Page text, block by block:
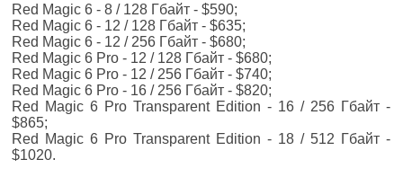
Red Magic 6 - 8 / 128 Гбайт - $590;
Red Magic 6 - 12 / 128 Гбайт - $635;
Red Magic 6 - 12 / 256 Гбайт - $680;
Red Magic 6 Pro - 12 / 128 Гбайт - $680;
Red Magic 6 Pro - 12 / 256 Гбайт - $740;
Red Magic 6 Pro - 16 / 256 Гбайт - $820;
Red Magic 6 Pro Transparent Edition - 16 / 256 Гбайт -
$865;
Red Magic 6 Pro Transparent Edition - 18 / 512 Гбайт -
$1020.